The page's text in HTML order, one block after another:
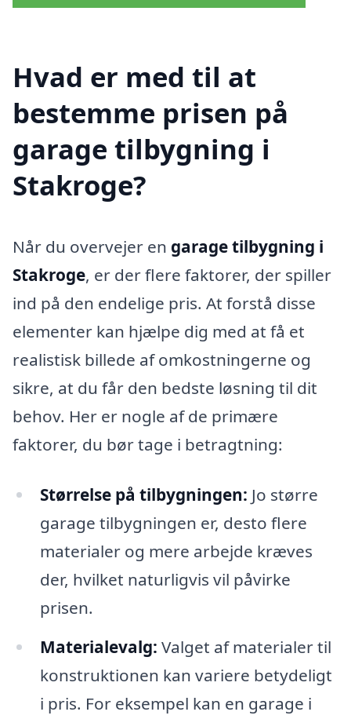
Hvad er med til at
bestemme prisen på
garage tilbygning i
Stakroge?
Når du overvejer en garage tilbygning i
Stakroge, er der flere faktorer, der spiller
ind på den endelige pris. At forstå disse
elementer kan hjælpe dig med at få et
realistisk billede af omkostningerne og
sikre, at du får den bedste løsning til dit
behov. Her er nogle af de primære
faktorer, du bør tage i betragtning:
Størrelse på tilbygningen: Jo større
garage tilbygningen er, desto flere
materialer og mere arbejde kræves
der, hvilket naturligvis vil påvirke
prisen.
Materialevalg: Valget af materialer til
konstruktionen kan variere betydeligt
i pris. For eksempel kan en garage i